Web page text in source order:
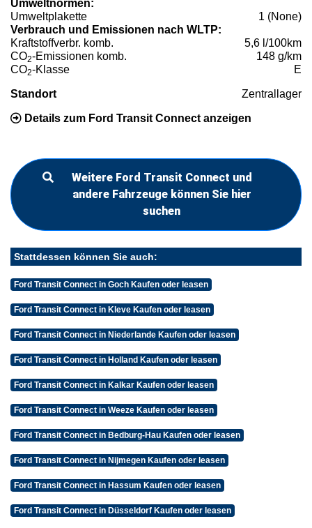
Umweltnormen:
Umweltplakette
1 (None)
Verbrauch und Emissionen nach WLTP:
Kraftstoffverbr. komb.
5,6 l/100km
CO2-Emissionen komb.
148 g/km
CO2-Klasse E
Standort Zentrallager
Details zum Ford Transit Connect anzeigen
Weitere Ford Transit Connect und
andere Fahrzeuge können Sie hier
suchen
Stattdessen können Sie auch:
Ford Transit Connect in Goch Kaufen oder leasen
Ford Transit Connect in Kleve Kaufen oder leasen
Ford Transit Connect in Niederlande Kaufen oder leasen
Ford Transit Connect in Holland Kaufen oder leasen
Ford Transit Connect in Kalkar Kaufen oder leasen
Ford Transit Connect in Weeze Kaufen oder leasen
Ford Transit Connect in Bedburg-Hau Kaufen oder leasen
Ford Transit Connect in Nijmegen Kaufen oder leasen
Ford Transit Connect in Hassum Kaufen oder leasen
Ford Transit Connect in Düsseldorf Kaufen oder leasen